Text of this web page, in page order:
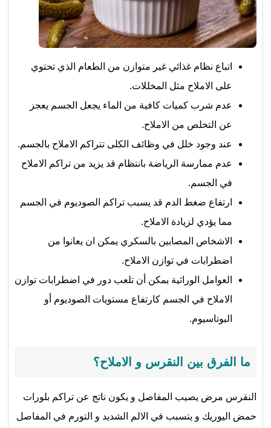
اتباع نظام غذائي غير متوازن من الطعام الذي تحتوي
على الاملاح مثل المخللات.
عدم شرب كميات كافية من الماء يجعل الجسم يعجز
عن التخلص من الاملاح.
عند وجود خلل في وظائف الكلى تتراكم الاملاح بالجسم.
عدم ممارسة الرياضة بانتظام قد يزيد من تراكم الاملاح
في الجسم.
ارتفاع ضغط الدم قد يسبب تراكم الصوديوم في الجسم
مما يؤدي لزيادة الاملاح.
الاشخاص المصابين بالسكري يمكن ان يعانوا من
اضطرابات في توازن الاملاح.
العوامل الوراثية يمكن أن تلعب دور في اضطرابات توازن
الاملاح في الجسم كارتفاع مستويات الصوديوم أو
البوتاسيوم.
ما الفرق بين النقرس و الاملاح؟
النقرس مرض يصيب المفاصل و يكون ناتج عن تراكم بلورات
حمض اليوريك و يتسبب في الالم الشديد و التورم في المفاصل